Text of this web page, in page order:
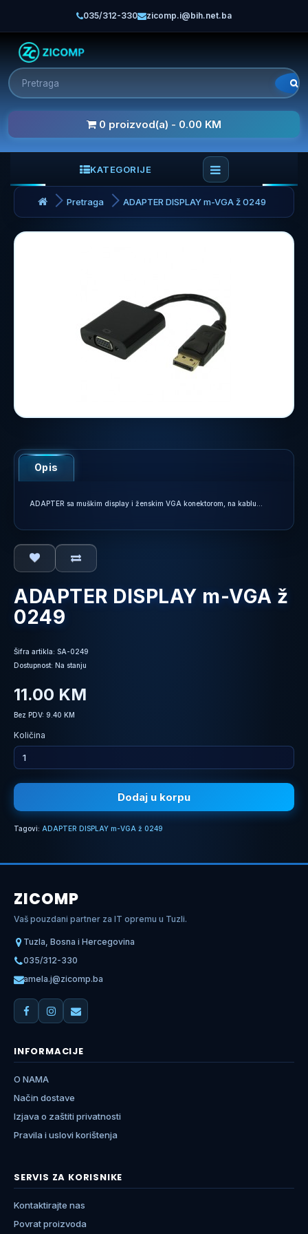
035/312-330 zicomp.i@bih.net.ba
0 proizvod(a) - 0.00 KM
KATEGORIJE
Pretraga ADAPTER DISPLAY m-VGA ž 0249
Opis
ADAPTER sa muškim display i ženskim VGA konektorom, na kablu...
ADAPTER DISPLAY m-VGA ž
0249
Šifra artikla: SA-0249
Dostupnost: Na stanju
11.00 KM
Bez PDV: 9.40 KM
Količina
Dodaj u korpu
Tagovi: ADAPTER DISPLAY m-VGA ž 0249
ZICOMP
Vaš pouzdani partner za IT opremu u Tuzli.
Tuzla, Bosna i Hercegovina
035/312-330
amela.j@zicomp.ba
INFORMACIJE
O NAMA
Način dostave
Izjava o zaštiti privatnosti
Pravila i uslovi korištenja
SERVIS ZA KORISNIKE
Kontaktirajte nas
Povrat proizvoda